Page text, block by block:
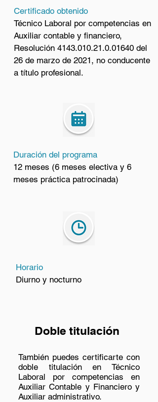
Certificado obtenido
Técnico Laboral por competencias en
Auxiliar contable y financiero,
Resolución 4143.010.21.0.01640 del
26 de marzo de 2021, no conducente
a título profesional.
Duración del programa
12 meses (6 meses electiva y 6
meses práctica patrocinada)
Horario
Diurno y nocturno
Doble titulación
También puedes certificarte con
doble titulación en Técnico
Laboral por competencias en
Auxiliar Contable y Financiero y
Auxiliar administrativo.